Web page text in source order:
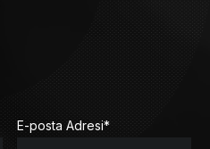
E-posta Adresi*